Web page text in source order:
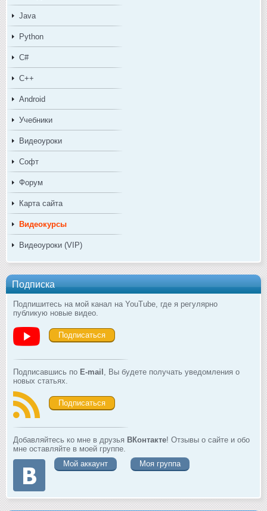
Java
Python
C#
C++
Android
Учебники
Видеоуроки
Софт
Форум
Карта сайта
Видеокурсы
Видеоуроки (VIP)
Подписка
Подпишитесь на мой канал на YouTube, где я регулярно
публикую новые видео.
Подписаться
Подписавшись по E-mail
, Вы будете получать уведомления о
новых статьях.
Подписаться
Добавляйтесь ко мне в друзья ВКонтакте! Отзывы о сайте и обо
мне оставляйте в моей группе.
Мой аккаунт
Моя группа